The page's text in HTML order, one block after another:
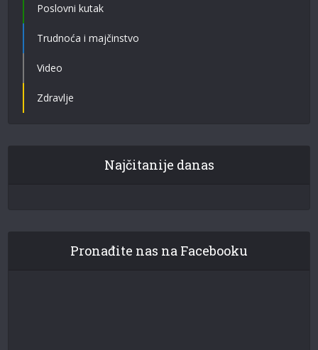
Poslovni kutak
Trudnoća i majčinstvo
Video
Zdravlje
Najčitanije danas
Pronađite nas na Facebooku